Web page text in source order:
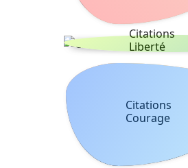
Citations
Liberté
Citations
Courage